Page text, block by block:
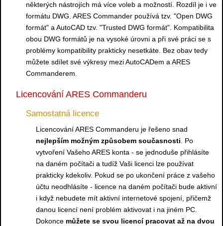
některých nástrojích má více voleb a možností. Rozdíl je i ve
formátu DWG. ARES Commander používá tzv. "Open DWG
formát" a AutoCAD tzv. "Trusted DWG formát". Kompatibilita
obou DWG formátů je na vysoké úrovni a při své práci se s
problémy kompatibility prakticky nesetkáte. Bez obav tedy
můžete sdílet své výkresy mezi AutoCADem a ARES
Commanderem.
Licencování ARES Commanderu
Samostatná licence
Licencování ARES Commanderu je řešeno snad
nejlepším možným způsobem současnosti . Po
vytvoření Vašeho ARES konta - se jednoduše přihlásíte
na daném počítači a tudíž Vaši licenci lze používat
prakticky kdekoliv. Pokud se po ukončení práce z vašeho
účtu neodhlásíte - licence na daném počítači bude aktivní
i když nebudete mít aktivní internetové spojení, přičemž
danou licencí není problém aktivovat i na jiném PC.
Dokonce můžete se svou licencí pracovat až na dvou